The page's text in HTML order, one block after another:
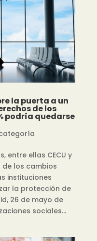
la puerta a un
de los
podría quedarse
entre ellas CECU y
de los cambios
instituciones
la protección de
26 de mayo de
sociales...